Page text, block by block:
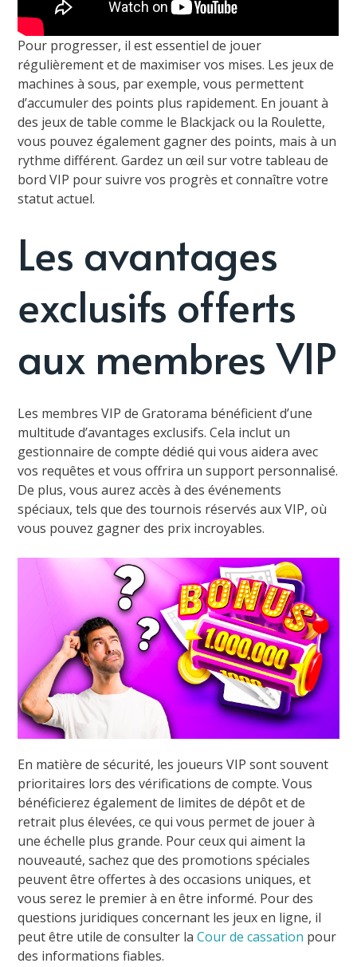
Pour progresser, il est essentiel de jouer
régulièrement et de maximiser vos mises. Les jeux de
machines à sous, par exemple, vous permettent
d’accumuler des points plus rapidement. En jouant à
des jeux de table comme le Blackjack ou la Roulette,
vous pouvez également gagner des points, mais à un
rythme différent. Gardez un œil sur votre tableau de
bord VIP pour suivre vos progrès et connaître votre
statut actuel.
Les avantages
exclusifs offerts
aux membres VIP
Les membres VIP de Gratorama bénéficient d’une
multitude d’avantages exclusifs. Cela inclut un
gestionnaire de compte dédié qui vous aidera avec
vos requêtes et vous offrira un support personnalisé.
De plus, vous aurez accès à des événements
spéciaux, tels que des tournois réservés aux VIP, où
vous pouvez gagner des prix incroyables.
En matière de sécurité, les joueurs VIP sont souvent
prioritaires lors des vérifications de compte. Vous
bénéficierez également de limites de dépôt et de
retrait plus élevées, ce qui vous permet de jouer à
une échelle plus grande. Pour ceux qui aiment la
nouveauté, sachez que des promotions spéciales
peuvent être offertes à des occasions uniques, et
vous serez le premier à en être informé. Pour des
questions juridiques concernant les jeux en ligne, il
peut être utile de consulter laCour de cassation pour
des informations fiables.